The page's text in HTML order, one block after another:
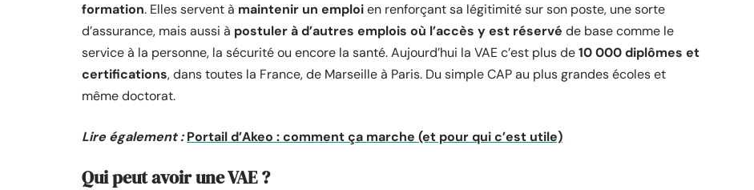
formation. Elles servent à maintenir un emploien renforçant sa légitimité sur son poste, une sorte
d’assurance, mais aussi à postuler à d’autres emplois où l’accès y est réservé de base comme le
service à la personne, la sécurité ou encore la santé. Aujourd’hui la VAE c’est plus de10 000 diplômes et
certifications, dans toutes la France, de Marseille à Paris. Du simple CAP au plus grandes écoles et
même doctorat.
Lire également : Portail d’Akeo : comment ça marche (et pour qui c’est utile)
Qui peut avoir une VAE ?